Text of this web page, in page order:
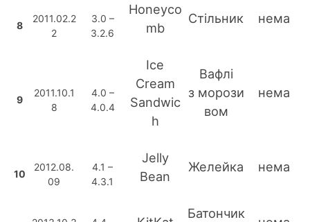
8
2011.02.2
2
3.0 –
3.2.6
Honeyco
mb
Стільник нема
9
2011.10.1
8
4.0 –
4.0.4
Ice
Cream
Sandwic
h
Вафлі
з морози
вом
нема
10
2012.08.
09
4.1 –
4.3.1
Jelly
Bean
Желейка нема
Батончик